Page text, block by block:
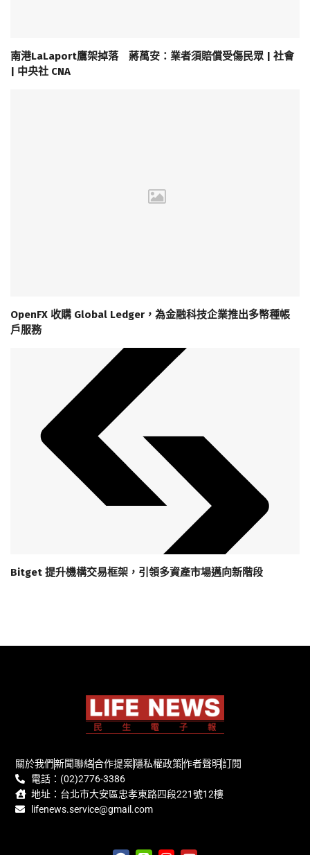
南港LaLaport鷹架掉落 蔣萬安：業者須賠償受傷民眾 | 社會
| 中央社 CNA
OpenFX 收購 Global Ledger，為金融科技企業推出多幣種帳
戶服務
Bitget 提升機構交易框架，引領多資產市場邁向新階段
關於我們新聞聯絡合作提案隱私權政策作者聲明訂閱
電話：(02)2776-3386
地址：台北市大安區忠孝東路四段221號12樓
lifenews.service@gmail.com